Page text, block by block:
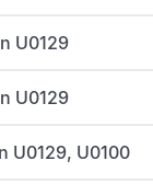
U0129
U0129
U0129, U0100